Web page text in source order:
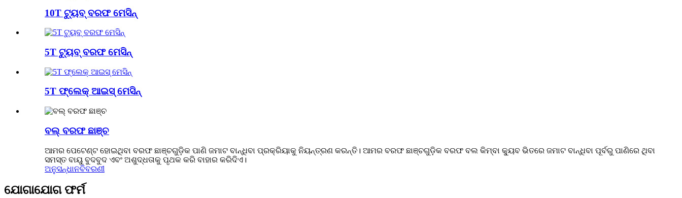
10T ଟ୍ୟୁବ୍ ବରଫ ମେସିନ୍
5T ଟ୍ୟୁବ୍ ବରଫ ମେସିନ୍
5T ଫ୍ଲେକ୍ ଆଇସ୍ ମେସିନ୍
ବଲ୍ ବରଫ ଛାଞ୍ଚ
ଆମର ପେଟେଣ୍ଟ ହୋଇଥିବା ବରଫ ଛାଞ୍ଚଗୁଡ଼ିକ ପାଣି ଜମାଟ ବାନ୍ଧିବା ପ୍ରକ୍ରିୟାକୁ ନିୟନ୍ତ୍ରଣ କରନ୍ତି। ଆମର ବରଫ ଛାଞ୍ଚଗୁଡ଼ିକ ବରଫ ବଲ କିମ୍ବା କ୍ୟୁବ ଭିତରେ ଜମାଟ ବାନ୍ଧିବା ପୂର୍ବରୁ ପାଣିରେ ଥିବା
ସମସ୍ତ ବାୟୁ ବୁଦବୁଦ ଏବଂ ଅଶୁଦ୍ଧତାକୁ ପୃଥକ କରି ବାହାର କରିଦିଏ।
ଅନୁସନ୍ଧାନବିବରଣୀ
ଯୋଗାଯୋଗ ଫର୍ମ